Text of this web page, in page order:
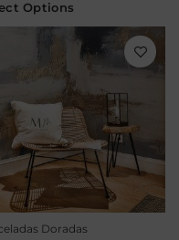
Options
Doradas